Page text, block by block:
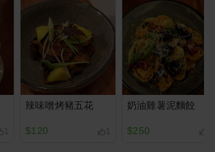
辣味噌烤豬五花
$120
奶油雞薯泥麵餃
$250